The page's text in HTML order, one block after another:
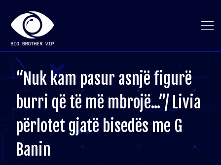
“Nuk kam pasur asnjë figurë
burri që të më mbrojë...”/ Livia
përlotet gjatë bisedës me G
Banin